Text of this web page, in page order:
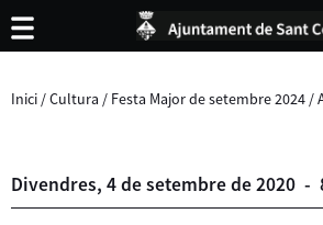
Inici /Cultura / Festa Major de setembre 2024 /
Divendres, 4desetembrede2020 -